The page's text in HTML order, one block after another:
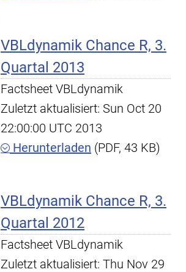
VBLdynamik Chance R, 3.
Quartal 2013
Factsheet VBLdynamik
Zuletzt aktualisiert: Sun Oct 20
22:00:00 UTC 2013
Herunterladen (PDF, 43 KB)
VBLdynamik Chance R, 3.
Quartal 2012
Factsheet VBLdynamik
Zuletzt aktualisiert: Thu Nov 29